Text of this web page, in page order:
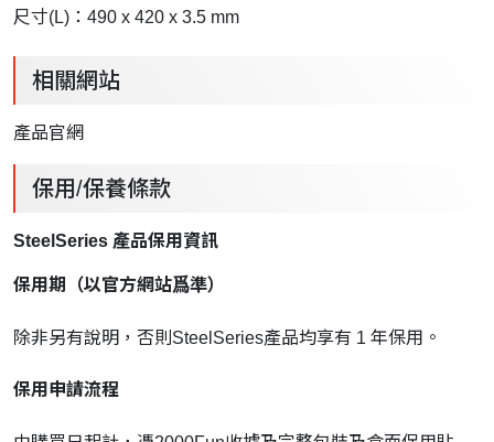
尺寸(L)： 490 x 420 x 3.5 mm
相關網站
產品官網
保用/保養條款
SteelSeries 產品保用資訊
保用期（以官方網站爲準）
除非另有說明，否則SteelSeries產品均享有 1 年保用。
保用申請流程